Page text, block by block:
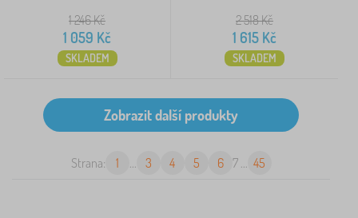
1 246Kč
1 059 Kč
SKLADEM
2 518Kč
1 615 Kč
SKLADEM
Strana: 1 ... 3 4 5 6 7 ... 45